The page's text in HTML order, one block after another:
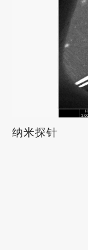
纳米探针